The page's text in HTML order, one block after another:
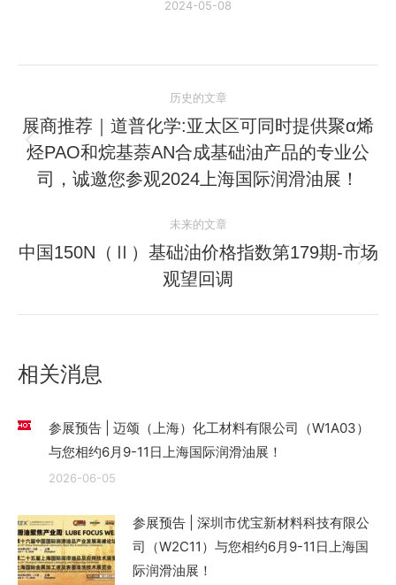
2024-05-08
章
导
历史的文章
历
史
文
章：
展商推荐｜道普化学:亚太区可同时提供聚α烯
烃PAO和烷基萘AN合成基础油产品的专业公
司，诚邀您参观2024上海国际润滑油展！
未来的文章
未
来
的
中国150N（Ⅱ）基础油价格指数第179期-市场
观望回调
相关消息
参展预告 | 迈颂（上海）化工材料有限公司（W1A03）
与您相约6月9-11日上海国际润滑油展！
2026-06-05
参展预告 | 深圳市优宝新材料科技有限公
司（W2C11）与您相约6月9-11日上海国
际润滑油展！